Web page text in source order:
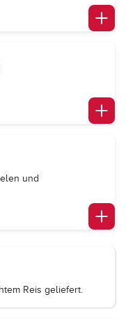
und
Reis geliefert.